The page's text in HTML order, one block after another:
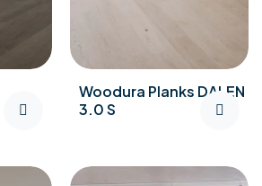
Woodura Planks DALEN
3.0 S